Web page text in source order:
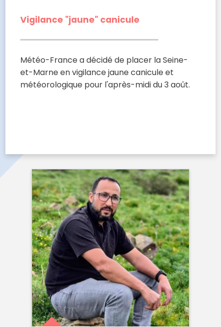
Vigilance "jaune" canicule
Météo-France a décidé de placer la Seine-
et-Marne en vigilance jaune canicule et
météorologique pour l'après-midi du 3 août.